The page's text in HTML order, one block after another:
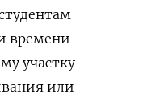
времени
участку
или